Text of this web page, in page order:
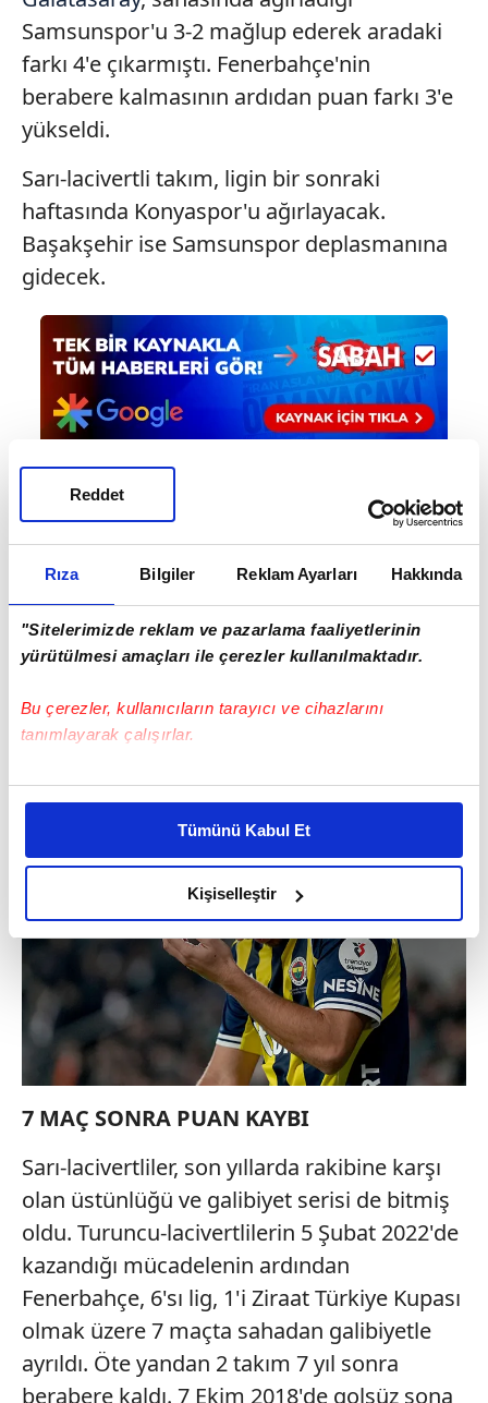
Rıza Bilgiler Reklam Ayarları Hakkında
"Sitelerimizde reklam ve pazarlama faaliyetlerinin
yürütülmesi amaçları ile çerezler kullanılmaktadır.
Bu çerezler, kullanıcıların tarayıcı ve cihazlarını
tanımlayarak çalışırlar.
Bu çerezlere izin vermeniz halinde sizlere özel
daha iyi reklam deneyimi yaşatabiliriz. Bunu yaparken
amacımızın size daha iyi bir reklam deneyimi sunmak
olduğunu ve sizlere en iyi içerikleri sunabilmek adına
elimizden gelen çabayı gösterdiğimizi ve bu noktada,
reklamların maliyetlerimizi karşılamak noktasında tek gelir
kalemimiz olduğunu sizlere hatırlatmak isteriz.
Her halükârda, kullanıcılar, bu çerezlere izin vermedikleri
takdirde, kullanıcılara hedefli reklamlar
gösterilmeyecektir."
Sizlere daha iyi bir hizmet sunabilmek için İnternet
kullanılmaktadır. Bu çerezler vasıtasıyla çeşitli kişisel
verileriniz işlenmekte olup gerekli olan çerezler bilgi
toplumu hizmetlerinin sunulması amacıyla
kullanılmaktadır. Diğer çerezler, sitemizin daha işlevsel
kılınması ve kişiselleştirilmesi ve sizlere yönelik
reklam/pazarlama faaliyetlerinin yapılması, amaçlarıyla
sınırlı olarak açık rızanız dahilinde kullanılacaktır.
Çerezlere ilişkin tercihlerinizi aşağıda yer alan panel
Tümünü Kabul Et
Kişiselleştir
Reddet
Samsunspor'u 3-2 mağlup ederek aradaki
farkı 4'e çıkarmıştı. Fenerbahçe'nin
berabere kalmasının ardıdan puan farkı 3'e
yükseldi.
Sarı-lacivertli takım, ligin bir sonraki
haftasında Konyaspor'u ağırlayacak.
Başakşehir ise Samsunspor deplasmanına
gidecek.
7 MAÇ SONRA PUAN KAYBI
Sarı-lacivertliler, son yıllarda rakibine karşı
olan üstünlüğü ve galibiyet serisi de bitmiş
oldu. Turuncu-lacivertlilerin 5 Şubat 2022'de
kazandığı mücadelenin ardından
Fenerbahçe, 6'sı lig, 1'i Ziraat Türkiye Kupası
olmak üzere 7 maçta sahadan galibiyetle
ayrıldı. Öte yandan 2 takım 7 yıl sonra
berabere kaldı. 7 Ekim 2018'de golsüz sona